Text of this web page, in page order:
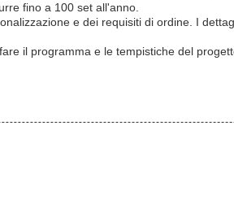
fino a 100 set all'anno.
e dei requisiti di ordine. I
il programma e le tempistiche del